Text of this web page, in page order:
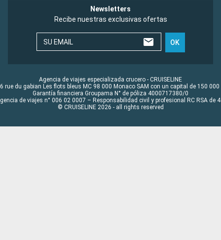
Newsletters
Recibe nuestras exclusivas ofertas
SU EMAIL OK
Agencia de viajes especializada crucero - CRUISELINE
rue du gabian Les flots bleus MC 98 000 Monaco SAM con un capital de 150 000
Garantía financiera Groupama N° de póliza 4000717380/0
de viajes n° 006 02 0007 – Responsabilidad civil y profesional RC RSA de
© CRUISELINE 2026 - all rights reserved